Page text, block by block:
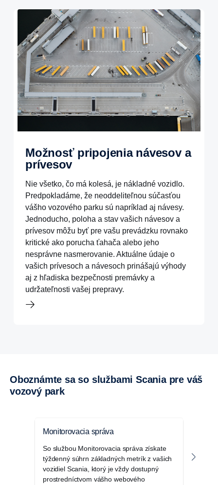
Možnosť pripojenia návesov a
prívesov
Nie všetko, čo má kolesá, je nákladné vozidlo.
Predpokladáme, že neoddeliteľnou súčasťou
vášho vozového parku sú napríklad aj návesy.
Jednoducho, poloha a stav vašich návesov a
prívesov môžu byť pre vašu prevádzku rovnako
kritické ako porucha ťahača alebo jeho
nesprávne nasmerovanie. Aktuálne údaje o
vašich prívesoch a návesoch prinášajú výhody
aj z hľadiska bezpečnosti premávky a
udržateľnosti vašej prepravy.
Oboznámte sa so službami Scania pre váš
vozový park
Monitorovacia správa
So službou Monitorovacia správa získate
týždenný súhrn základných metrík z vašich
vozidiel Scania, ktorý je vždy dostupný
prostredníctvom vášho webového